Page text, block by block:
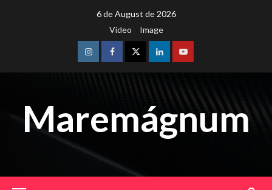
6 de August de 2026
Video
Image
InstagramFacebookTwitterLinkedinYoutube
Maremágnum